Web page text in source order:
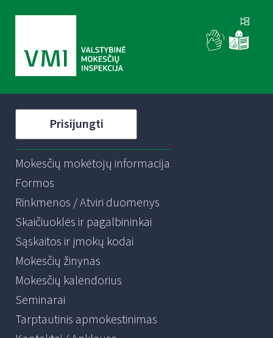
Prisijungti
Mokesčių mokėtojų informacija
Formos
Rinkmenos / Atviri duomenys
Skaičiuoklės ir pagalbininkai
Sąskaitos ir įmokų kodai
Mokesčių žinynas
Mokesčių kalendorius
Seminarai
Tarptautinis apmokestinimas